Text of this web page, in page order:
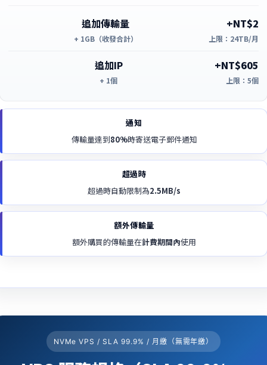
追加傳輸量
+ 1GB（收發合計）
+NT$2
上限：24TB/月
追加IP
+ 1個
+NT$605
上限：5個
通知
傳輸量達到80%時寄送電子郵件通知
超過時
超過時自動限制為2.5MB/s
額外傳輸量
額外購買的傳輸量在計費期間內使用
NVMe VPS / SLA 99.9% / 月繳（無需年繳）